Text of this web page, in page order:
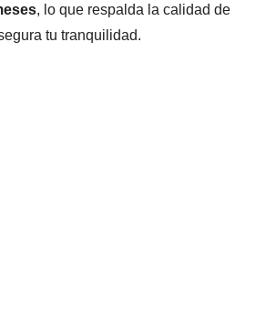
, lo que respalda la calidad de
tu tranquilidad.